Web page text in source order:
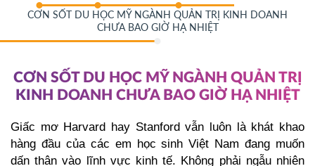
CƠN SỐT DU HỌC MỸ NGÀNH QUẢN TRỊ KINH DOANH
CHƯA BAO GIỜ HẠ NHIỆT
CƠN SỐT DU HỌC MỸ NGÀNH QUẢN TRỊ
KINH DOANH CHƯA BAO GIỜ HẠ NHIỆT
Giấc mơ Harvard hay Stanford vẫn luôn là khát khao
hàng đầu của các em học sinh Việt Nam đang muốn
dấn thân vào lĩnh vực kinh tế. Không phải ngẫu nhiên